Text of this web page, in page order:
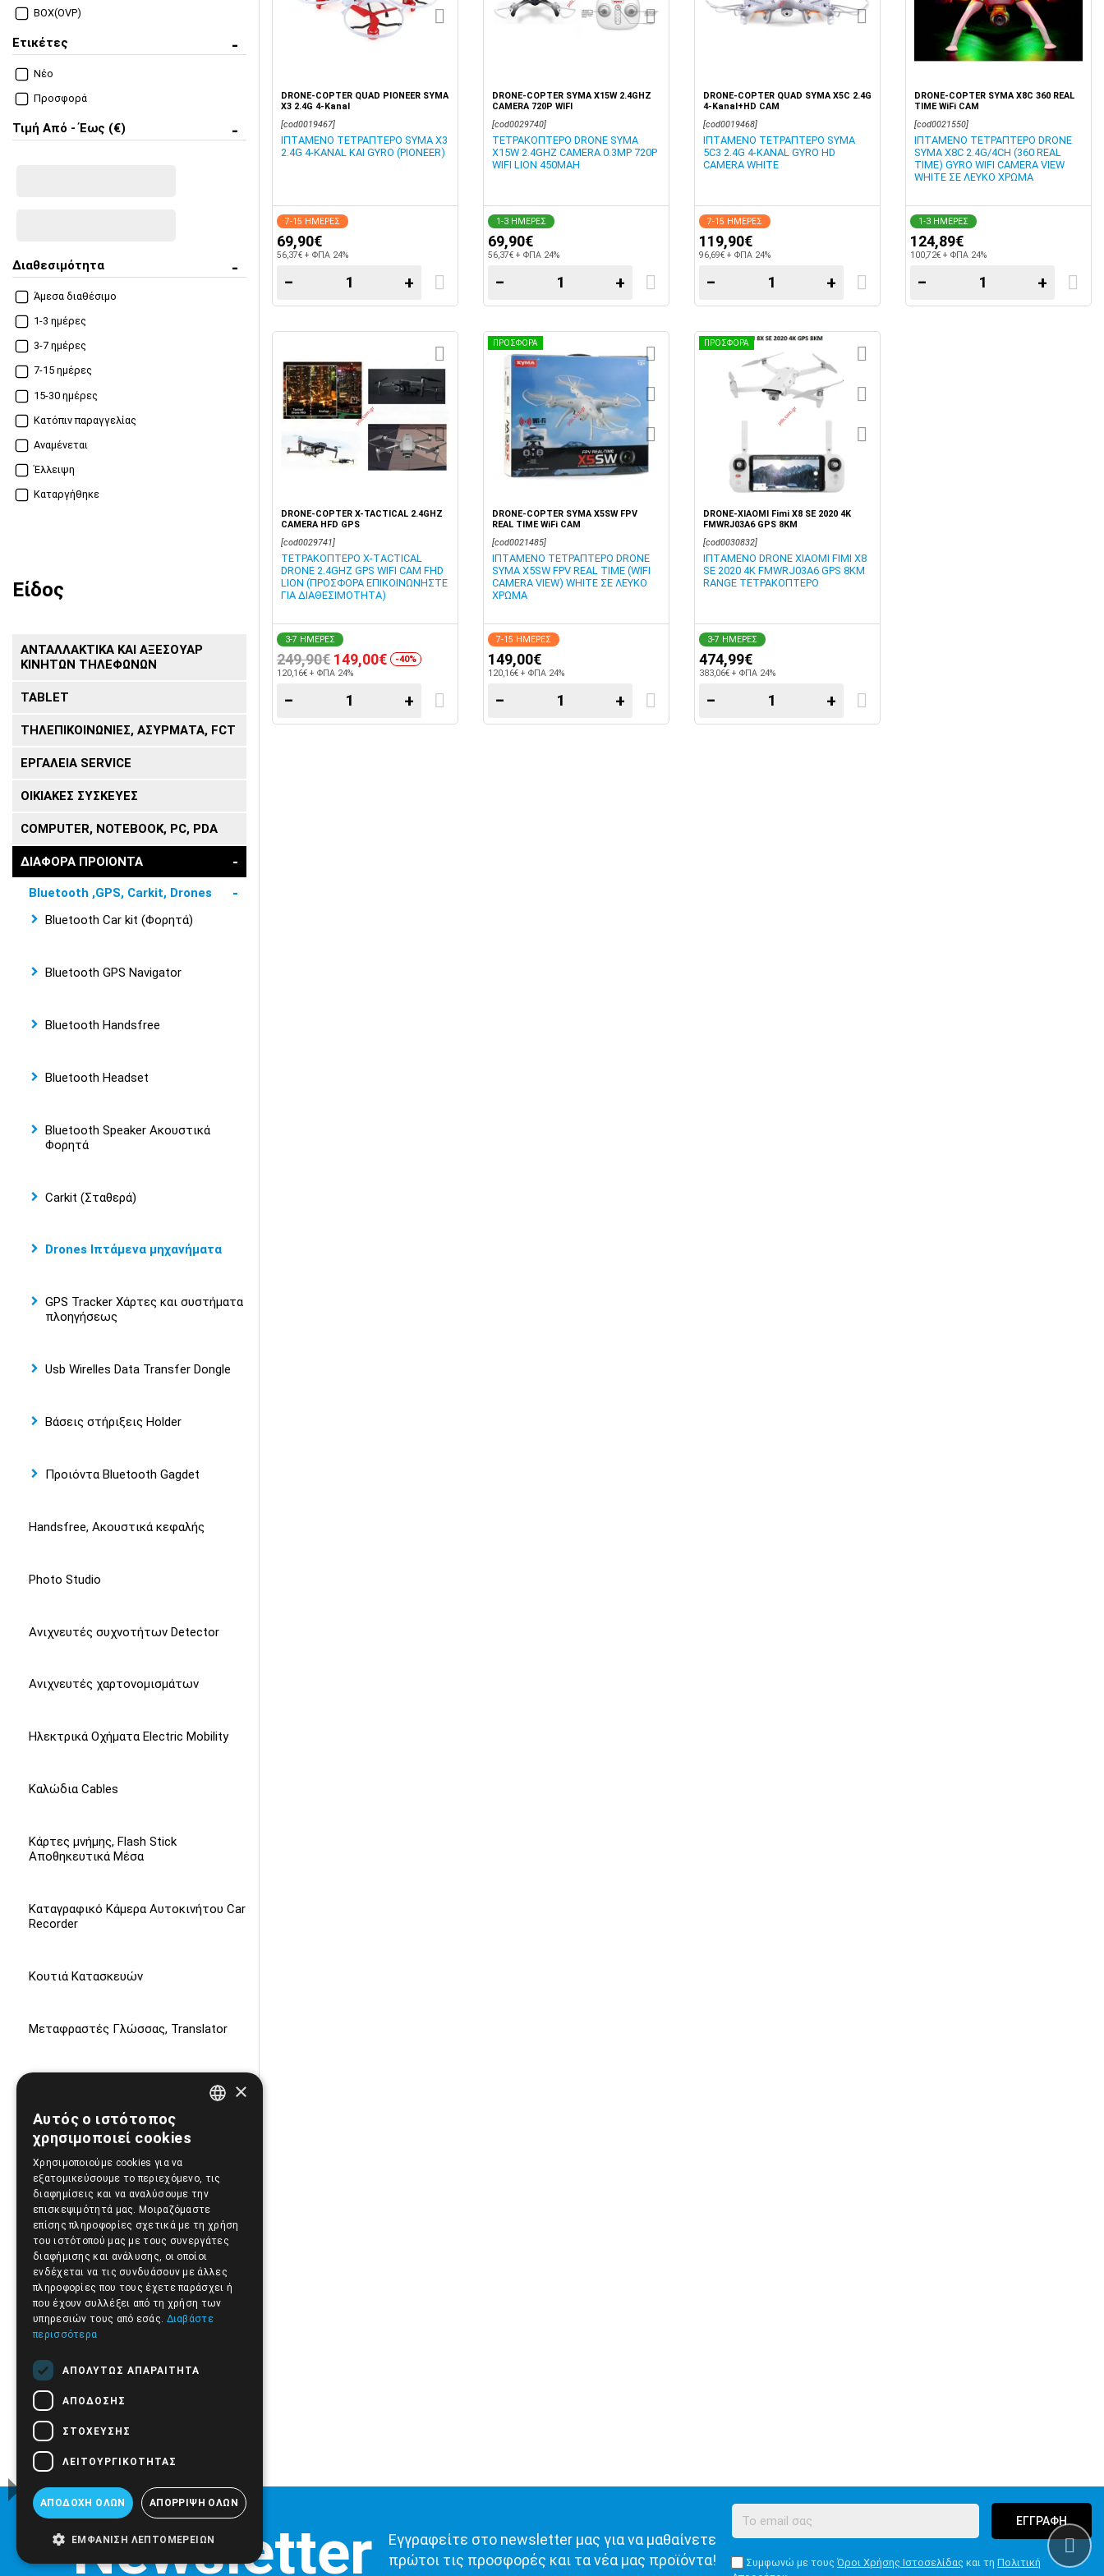
BOX(OVP)
Ετικέτες
Νέο
Προσφορά
Τιμή Από - Έως (€)
Διαθεσιμότητα
Άμεσα διαθέσιμο
1-3 ημέρες
3-7 ημέρες
7-15 ημέρες
15-30 ημέρες
Κατόπιν παραγγελίας
Αναμένεται
Έλλειψη
Καταργήθηκε
Είδος
ΑΝΤΑΛΛΑΚΤΙΚΑ ΚΑΙ ΑΞΕΣΟΥΑΡ
ΚΙΝΗΤΩΝ ΤΗΛΕΦΩΝΩΝ
TABLET
ΤΗΛΕΠΙΚΟΙΝΩΝΙΕΣ, ΑΣΥΡΜΑΤΑ, FCT
ΕΡΓΑΛΕΙΑ SERVICE
ΟΙΚΙΑΚΕΣ ΣΥΣΚΕΥΕΣ
COMPUTER, NOTEBOOK, PC, PDA
ΔΙΑΦΟΡΑ ΠΡΟΙΟΝΤΑ
Bluetooth ,GPS, Carkit, Drones
Bluetooth Car kit (Φορητά)
Bluetooth GPS Navigator
Bluetooth Handsfree
Bluetooth Headset
Bluetooth Speaker Ακουστικά
Φορητά
Carkit (Σταθερά)
Drones Ιπτάμενα μηχανήματα
GPS Tracker Χάρτες και συστήματα
πλοηγήσεως
Usb Wirelles Data Transfer Dongle
Βάσεις στήριξεις Holder
Προιόντα Bluetooth Gagdet
Handsfree, Ακουστικά κεφαλής
Photo Studio
Ανιχνευτές συχνοτήτων Detector
Ανιχνευτές χαρτονομισμάτων
Ηλεκτρικά Οχήματα Electric Mobility
Καλώδια Cables
Κάρτες μνήμης, Flash Stick
Αποθηκευτικά Μέσα
Καταγραφικό Κάμερα Αυτοκινήτου Car
Recorder
Κουτιά Κατασκευών
Μεταφραστές Γλώσσας, Translator
Παιχνίδια, Ηλεκτρονικά, Games
Παραιατρικά Προιόντα
Συσκευές MP3 MP4
Συστήματα Ασφαλείας
Υλικά Συσκευασίας
Φακός Χειρός με LED
DRONE-COPTER QUAD PIONEER SYMA
X3 2.4G 4-Kanal
[cod0019467]
ΙΠΤΑΜΕΝΟ ΤΕΤΡΑΠΤΕΡΟ SYMA X3
2.4G 4-KANAL ΚΑΙ GYRO (PIONEER)
7-15 ΗΜΕΡΕΣ
69,90€
56,37€ + ΦΠΑ 24%
− +
DRONE-COPTER SYMA X15W 2.4GHZ
CAMERA 720P WIFI
[cod0029740]
ΤΕΤΡΑΚΟΠΤΕΡΟ DRONE SYMA
X15W 2.4GHZ CAMERA 0.3MP 720P
WIFI LION 450MAH
1-3 ΗΜΕΡΕΣ
69,90€
56,37€ + ΦΠΑ 24%
− +
DRONE-COPTER QUAD SYMA X5C 2.4G
4-Kanal+HD CAM
[cod0019468]
ΙΠΤΑΜΕΝΟ ΤΕΤΡΑΠΤΕΡΟ SYMA
5C3 2.4G 4-KANAL GYRO HD
CAMERA WHITE
7-15 ΗΜΕΡΕΣ
119,90€
96,69€ + ΦΠΑ 24%
− +
DRONE-COPTER SYMA X8C 360 REAL
TIME WiFi CAM
[cod0021550]
ΙΠΤΑΜΕΝΟ ΤΕΤΡΑΠΤΕΡΟ DRONE
SYMA X8C 2.4G/4CH (360 REAL
TIME) GYRO WIFI CAMERA VIEW
WHITE ΣΕ ΛΕΥΚΟ ΧΡΩΜΑ
1-3 ΗΜΕΡΕΣ
124,89€
100,72€ + ΦΠΑ 24%
− +
DRONE-COPTER X-TACTICAL 2.4GHZ
CAMERA HFD GPS
[cod0029741]
ΤΕΤΡΑΚΟΠΤΕΡΟ X-TACTICAL
DRONE 2.4GHZ GPS WIFI CAM FHD
LION (ΠΡΟΣΦΟΡΑ ΕΠΙΚΟΙΝΩΝΗΣΤΕ
ΓΙΑ ΔΙΑΘΕΣΙΜΟΤΗΤΑ)
3-7 ΗΜΕΡΕΣ
249,90€ 149,00€
-40%
120,16€ + ΦΠΑ 24%
− +
ΠΡΟΣΦΟΡΑ
DRONE-COPTER SYMA X5SW FPV
REAL TIME WiFi CAM
[cod0021485]
ΙΠΤΑΜΕΝΟ ΤΕΤΡΑΠΤΕΡΟ DRONE
SYMA X5SW FPV REAL TIME (WIFI
CAMERA VIEW) WHITE ΣΕ ΛΕΥΚΟ
ΧΡΩΜΑ
7-15 ΗΜΕΡΕΣ
149,00€
120,16€ + ΦΠΑ 24%
− +
ΠΡΟΣΦΟΡΑ
DRONE-XIAOMI Fimi X8 SE 2020 4K
FMWRJ03A6 GPS 8KM
[cod0030832]
ΙΠΤΑΜΕΝΟ DRONE XIAOMI FIMI X8
SE 2020 4K FMWRJ03A6 GPS 8KM
RANGE ΤΕΤΡΑΚΟΠΤΕΡΟ
3-7 ΗΜΕΡΕΣ
474,99€
383,06€ + ΦΠΑ 24%
− +
Εγγραφείτε στο newsletter μας για να μαθαίνετε
πρώτοι τις προσφορές και τα νέα μας προϊόντα!
ΕΓΓΡΑΦΗ
Συμφωνώ με τους Όροι Χρήσης Ιστοσελίδας και τη Πολιτική
×
Αυτός ο ιστότοπος
χρησιμοποιεί cookies
Χρησιμοποιούμε cookies για να
εξατομικεύσουμε το περιεχόμενο, τις
διαφημίσεις και να αναλύσουμε την
επισκεψιμότητά μας. Μοιραζόμαστε
επίσης πληροφορίες σχετικά με τη χρήση
του ιστότοπού μας με τους συνεργάτες
διαφήμισης και ανάλυσης, οι οποίοι
ενδέχεται να τις συνδυάσουν με άλλες
πληροφορίες που τους έχετε παράσχει ή
που έχουν συλλέξει από τη χρήση των
υπηρεσιών τους από εσάς. Διαβάστε
περισσότερα
ΑΠΟΛΎΤΩΣ ΑΠΑΡΑΊΤΗΤΑ
ΑΠΌΔΟΣΗΣ
ΣΤΌΧΕΥΣΗΣ
ΛΕΙΤΟΥΡΓΙΚΌΤΗΤΑΣ
ΑΠΟΔΟΧΉ ΌΛΩΝ ΑΠΌΡΡΙΨΗ ΌΛΩΝ
ΕΜΦΆΝΙΣΗ ΛΕΠΤΟΜΕΡΕΙΏΝ